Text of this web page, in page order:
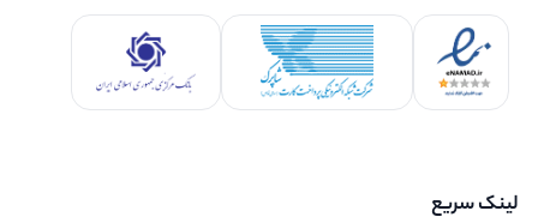
لینک سریع